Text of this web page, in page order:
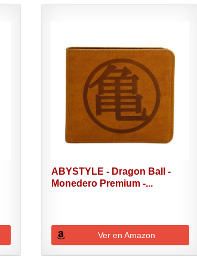
ABYSTYLE - Dragon Ball -
Monedero Premium -...
Ver en Amazon